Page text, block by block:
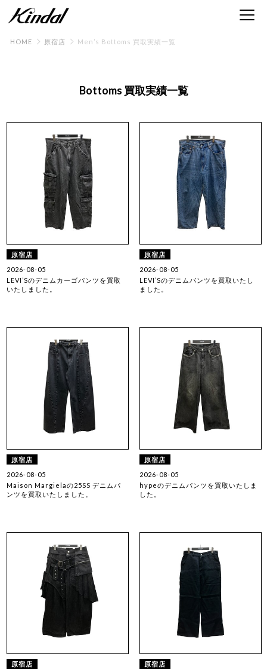
HOME 原宿店 Men’s Bottoms 買取実績一覧
Bottoms 買取実績一覧
原宿店
2026-08-05
LEVI’Sのデニムカーゴパンツを買取
いたしました。
原宿店
2026-08-05
LEVI’Sのデニムパンツを買取いたし
ました。
原宿店
2026-08-05
Maison Margielaの25SS デニムパ
ンツを買取いたしました。
原宿店
2026-08-05
hypeのデニムパンツを買取いたしま
した。
原宿店
原宿店